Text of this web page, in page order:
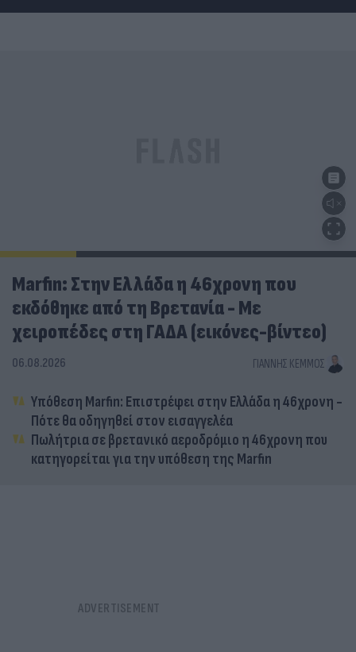
Marfin: Στην Ελλάδα η 46χρονη που
εκδόθηκε από τη Βρετανία - Με
χειροπέδες στη ΓΑΔΑ (εικόνες-βίντεο)
06.08.2026 ΓΙΆΝΝΗΣ ΚΈΜΜΟΣ
Υπόθεση Marfin: Επιστρέφει στην Ελλάδα η 46χρονη -
Πότε θα οδηγηθεί στον εισαγγελέα
Πωλήτρια σε βρετανικό αεροδρόμιο η 46χρονη που
κατηγορείται για την υπόθεση της Marfin